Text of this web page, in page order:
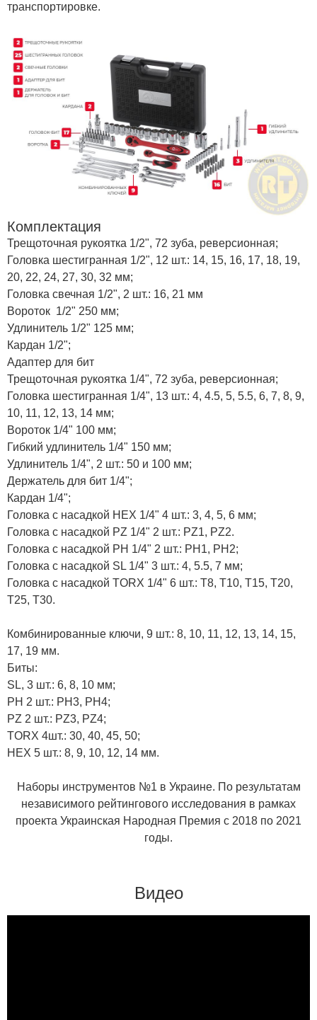
транспортировке.
Комплектация
Трещоточная рукоятка 1/2", 72 зуба, реверсионная;
Головка шестигранная 1/2", 12 шт.: 14, 15, 16, 17, 18, 19,
20, 22, 24, 27, 30, 32 мм;
Головка свечная 1/2", 2 шт.: 16, 21 мм
Вороток 1/2" 250 мм;
Удлинитель 1/2" 125 мм;
Кардан 1/2";
Адаптер для бит
Трещоточная рукоятка 1/4", 72 зуба, реверсионная;
Головка шестигранная 1/4", 13 шт.: 4, 4.5, 5, 5.5, 6, 7, 8, 9,
10, 11, 12, 13, 14 мм;
Вороток 1/4" 100 мм;
Гибкий удлинитель 1/4" 150 мм;
Удлинитель 1/4", 2 шт.: 50 и 100 мм;
Держатель для бит 1/4";
Кардан 1/4";
Головка с насадкой HEX 1/4" 4 шт.: 3, 4, 5, 6 мм;
Головка с насадкой PZ 1/4" 2 шт.: PZ1, PZ2.
Головка с насадкой PH 1/4" 2 шт.: PH1, PH2;
Головка с насадкой SL 1/4" 3 шт.: 4, 5.5, 7 мм;
Головка с насадкой TORX 1/4" 6 шт.: T8, T10, T15, T20,
T25, T30.
Комбинированные ключи, 9 шт.: 8, 10, 11, 12, 13, 14, 15,
17, 19 мм.
Биты:
SL, 3 шт.: 6, 8, 10 мм;
PH 2 шт.: PH3, PH4;
PZ 2 шт.: PZ3, PZ4;
TORX 4шт.: 30, 40, 45, 50;
HEX 5 шт.: 8, 9, 10, 12, 14 мм.
Наборы инструментов №1 в Украине. По результатам
независимого рейтингового исследования в рамках
проекта Украинская Народная Премия с 2018 по 2021
годы.
Видео